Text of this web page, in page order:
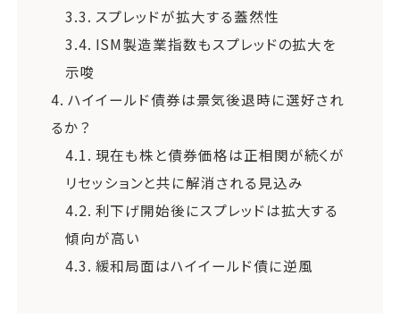
3.3. スプレッドが拡大する蓋然性
3.4. ISM製造業指数もスプレッドの拡大を
示唆
4. ハイイールド債券は景気後退時に選好され
るか？
4.1. 現在も株と債券価格は正相関が続くが
リセッションと共に解消される見込み
4.2. 利下げ開始後にスプレッドは拡大する
傾向が高い
4.3. 緩和局面はハイイールド債に逆風